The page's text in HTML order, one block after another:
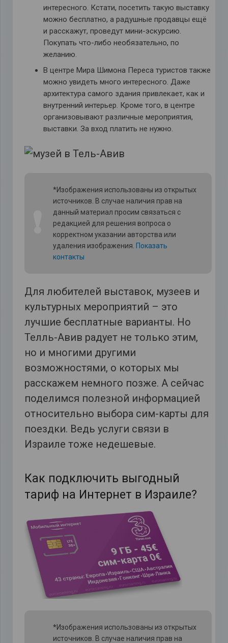
интересного. Кстати, посетить такую выставку
можно бесплатно, а радушные продавцы ещё
и расскажут, проведут мини-эскурсию.
Покупать что-либо необязательно, по
желанию.
В центре Мира Шимона Переса туристов также
можно увидеть много интересного. Даже
архитектура самого здания привлекает, как и
внутренний интерьер. Кроме того, в центре
организовывают различные мероприятия,
выставки. За вход платить не нужно.
*Изображения использованы из открытых
источников. В случае наличия прав на
данный материал просим связаться с
редакцией для решения вопроса о
корректном указании авторства или
удаления изображения. Показать
контакты
Для любителей выставок, музеев и
культурных мероприятий – это
лучшие бесплатные варианты. Но
Телль-Авив радует не только этим,
но и многими другими
возможностями, о которых мы
расскажем немного позже. А сейчас
поделимся полезной информацией
относительно выбора сим-карты для
поездки. Ведь услуги связи в
Израиле тоже недешевые.
Как подключить выгодный
тариф на Интернет в Израиле?
*Изображения использованы из открытых
источников. В случае наличия прав на